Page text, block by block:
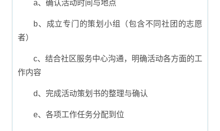
a、确认活动时间与地点
b、成立专门的策划小组（包含不同社团的志愿
者）
c、结合社区服务中心沟通，明确活动各方面的工
作内容
d、完成活动策划书的整理与确认
e、各项工作任务分配到位